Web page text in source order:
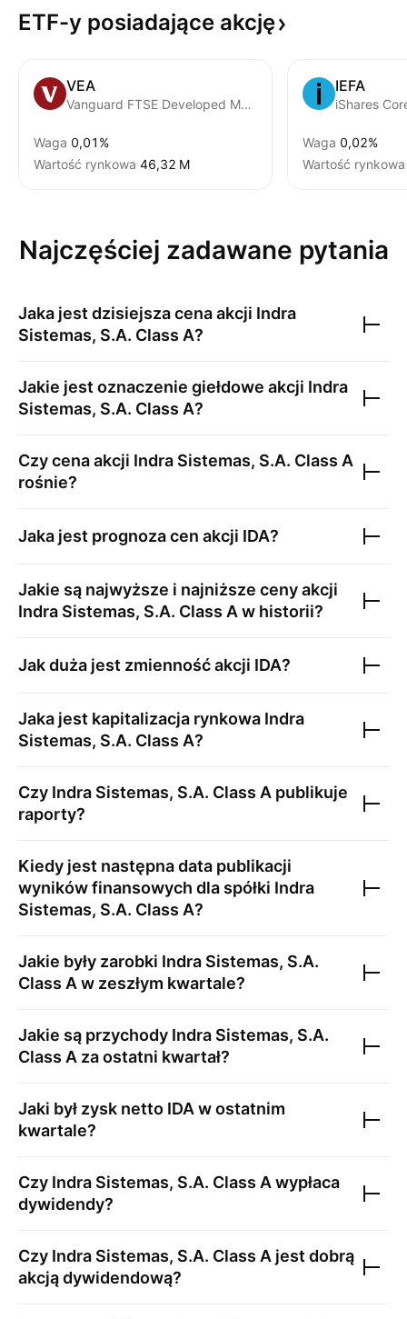
ETF-y posiadające akcję
VEA
Vanguard FTSE Developed Markets ETF
Waga 0,01%
Wartość rynkowa ‪46,32 M‬
IEFA
iShares
Waga 0,02%
Wartość rynkowa
Najczęściej zadawane pytania
Jaka jest dzisiejsza cena akcji Indra
Sistemas, S.A. Class A?
Jakie jest oznaczenie giełdowe akcji Indra
Sistemas, S.A. Class A?
Czy cena akcji Indra Sistemas, S.A. Class A
rośnie?
Jaka jest prognoza cen akcji IDA?
Jakie są najwyższe i najniższe ceny akcji
Indra Sistemas, S.A. Class A w historii?
Jak duża jest zmienność akcji IDA?
Jaka jest kapitalizacja rynkowa Indra
Sistemas, S.A. Class A?
Czy Indra Sistemas, S.A. Class A publikuje
raporty?
Kiedy jest następna data publikacji
wyników finansowych dla spółki Indra
Sistemas, S.A. Class A?
Jakie były zarobki Indra Sistemas, S.A.
Class A w zeszłym kwartale?
Jakie są przychody Indra Sistemas, S.A.
Class A za ostatni kwartał?
Jaki był zysk netto IDA w ostatnim
kwartale?
Czy Indra Sistemas, S.A. Class A wypłaca
dywidendy?
Czy Indra Sistemas, S.A. Class A jest dobrą
akcją dywidendową?